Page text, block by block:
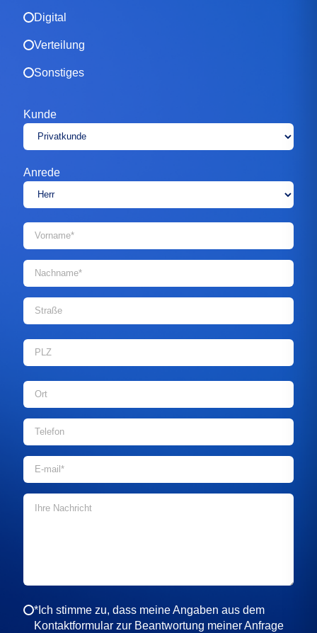
Digital
Verteilung
Sonstiges
Kunde
Anrede
*Ich stimme zu, dass meine Angaben aus dem
Kontaktformular zur Beantwortung meiner Anfrage